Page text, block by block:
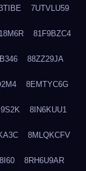
7UTVLU59
81F9BZC4
88ZZ29JA
8EMTYC6G
8IN6KUU1
8MLQKCFV
8RH6U9AR